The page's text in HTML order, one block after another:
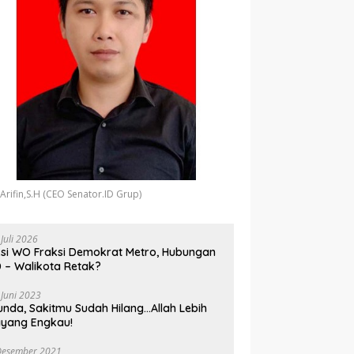
(CEO Senator.ID Grup)
2026
WO Fraksi Demokrat Metro, Hubungan
– Walikota Retak?
2023
Sakitmu Sudah Hilang…Allah Lebih
Engkau!
2021